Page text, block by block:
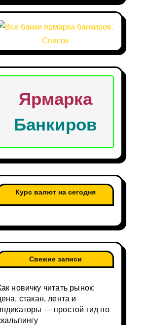
Ярмарка
Банкиров
Курс валют на сегодня
Свежие записи
новичку читать рынок:
стакан, лента и
— простой гид по